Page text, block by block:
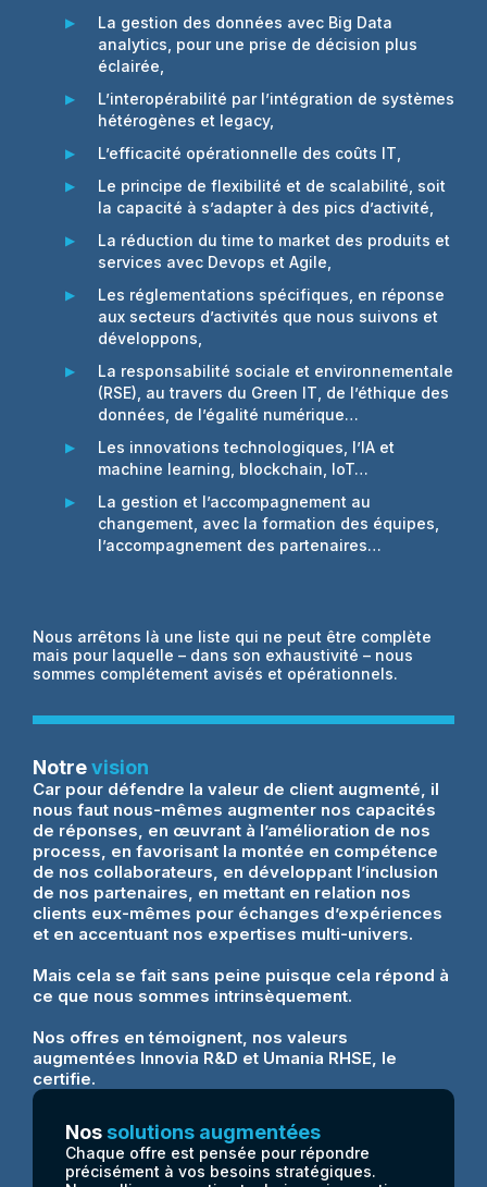
La gestion des données avec Big Data
analytics, pour une prise de décision plus
éclairée,
L’interopérabilité par l’intégration de systèmes
hétérogènes et legacy,
L’efficacité opérationnelle des coûts IT,
Le principe de flexibilité et de scalabilité, soit
la capacité à s’adapter à des pics d’activité,
La réduction du time to market des produits et
services avec Devops et Agile,
Les réglementations spécifiques, en réponse
aux secteurs d’activités que nous suivons et
développons,
La responsabilité sociale et environnementale
(RSE), au travers du Green IT, de l’éthique des
données, de l’égalité numérique…
Les innovations technologiques, l’IA et
machine learning, blockchain, IoT…
La gestion et l’accompagnement au
changement, avec la formation des équipes,
l’accompagnement des partenaires…
Nous arrêtons là une liste qui ne peut être complète
mais pour laquelle – dans son exhaustivité – nous
sommes complétement avisés et opérationnels.
Notrevision
Car pour défendre la valeur de client augmenté, il
nous faut nous-mêmes augmenter nos capacités
de réponses, en œuvrant à l’amélioration de nos
process, en favorisant la montée en compétence
de nos collaborateurs, en développant l’inclusion
de nos partenaires, en mettant en relation nos
clients eux-mêmes pour échanges d’expériences
et en accentuant nos expertises multi-univers.
Mais cela se fait sans peine puisque cela répond à
ce que nous sommes intrinsèquement.
Nos offres en témoignent, nos valeurs
augmentées Innovia R&D et Umania RHSE, le
certifie.
Nos solutions augmentées
Chaque offre est pensée pour répondre
précisément à vos besoins stratégiques.